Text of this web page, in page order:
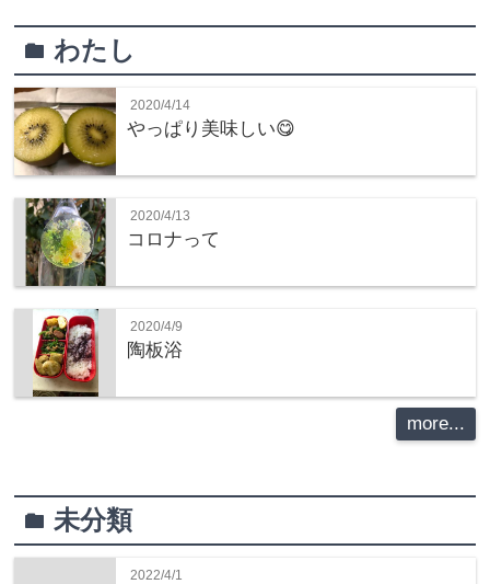
folderわたし
2020/4/14
やっぱり美味しい😋
2020/4/13
コロナって
2020/4/9
陶板浴
more...
folder未分類
2022/4/1